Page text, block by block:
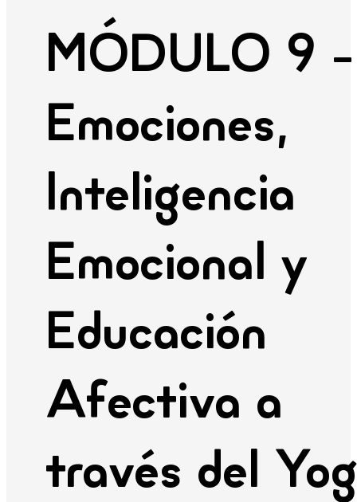
MÓDULO 9 -
Emociones,
Inteligencia
Emocional y
Educación
Afectiva a
través del